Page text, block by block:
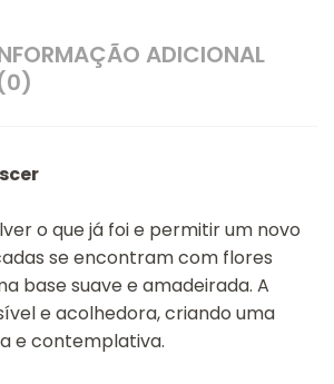
ADICIONAL
o que já foi e permitir um novo
se encontram com flores
base suave e amadeirada. A
e acolhedora, criando uma
e contemplativa.